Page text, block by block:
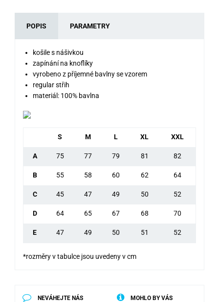
POPIS PARAMETRY
košile s nášivkou
zapínání na knoflíky
vyrobeno z příjemné bavlny se vzorem
regular střih
materiál: 100% bavlna
S M L XL XXL
A 75 77 79 81 82
B 55 58 60 62 64
C 45 47 49 50 52
D 64 65 67 68 70
E 47 49 50 51 52
*rozměry v tabulce jsou uvedeny v cm
NEVÁHEJTE NÁS
MOHLO BY VÁS